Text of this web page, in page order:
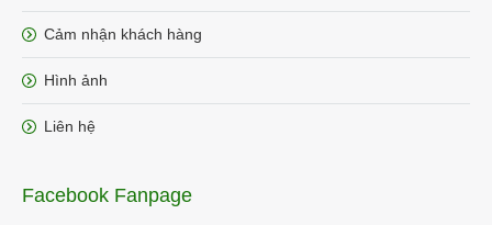
Cảm nhận khách hàng
Hình ảnh
Liên hệ
Facebook Fanpage